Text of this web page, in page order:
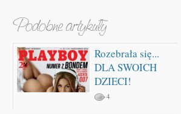
Rozebrała się...
DLA SWOICH
DZIECI!
4